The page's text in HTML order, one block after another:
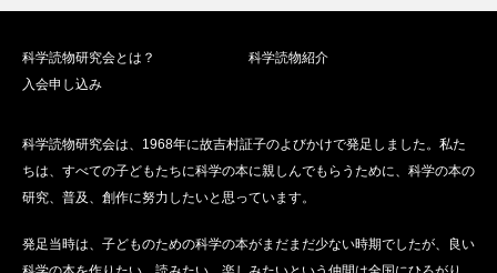
科学読物研究会とは？
科学読物紹介
入会申し込み
科学読物研究会は、1968年に故吉村証子のよびかけで発足しました。私た
ちは、すべての子どもたちに科学の本に親しんでもらうために、科学の本の
研究、普及、創作に努力したいと思っています。
発足当時は、子どものための科学の本がまだまだ少ない時期でしたが、良い